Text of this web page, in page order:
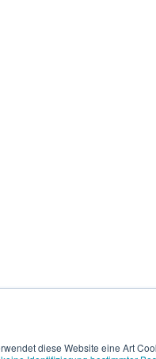
diese Website eine Art